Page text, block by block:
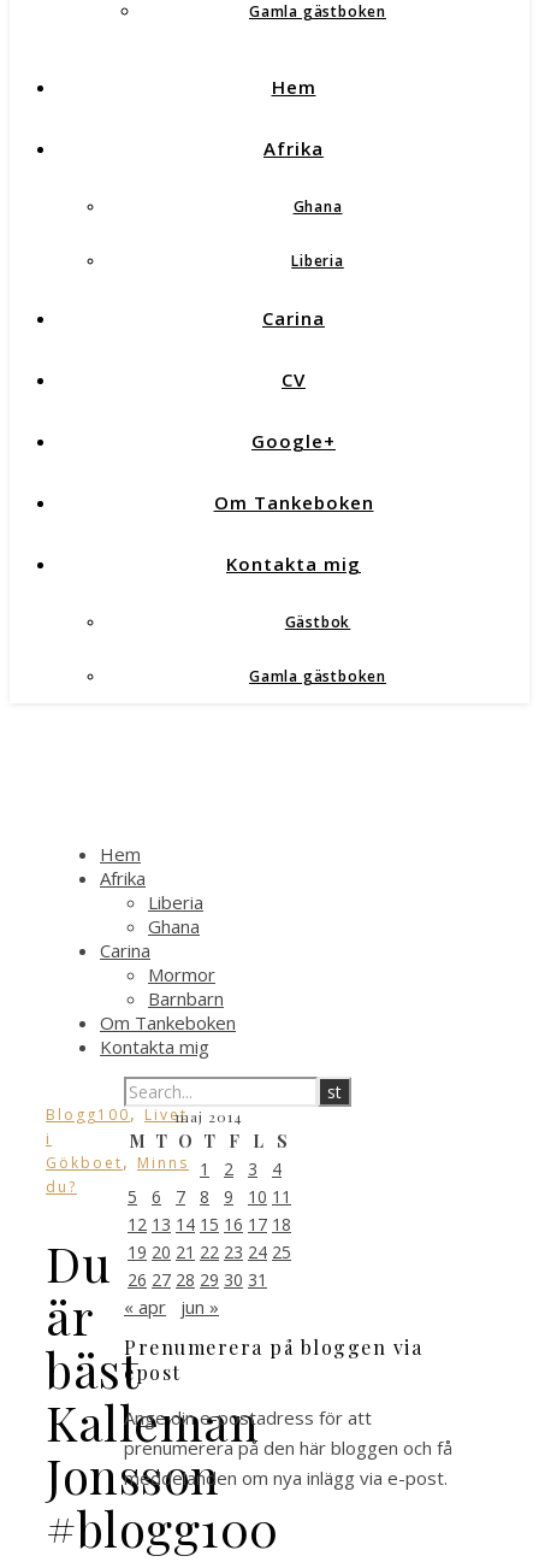
Gamla gästboken
Hem
Afrika
Ghana
Liberia
Carina
CV
Google+
Om Tankeboken
Kontakta mig
Gästbok
Gamla gästboken
Hem
Afrika
Liberia
Ghana
Carina
Mormor
Barnbarn
Om Tankeboken
Kontakta mig
Blogg100, Livet
i
Gökboet, Minns
du?
Du
är
bäst
Kalleman
Jonsson
#blogg100
maj 2014
M T O T F L
S
1
2 3
4
5
6 7 8 9 10 11
12 13 14 15 16 17 18
19 20 21 22 23 24 25
26 27 28 29 30 31
« apr jun »
Prenumerera på bloggen via
epost
Ange din e-postadress för att
prenumerera på den här bloggen och få
meddelanden om nya inlägg via e-post.